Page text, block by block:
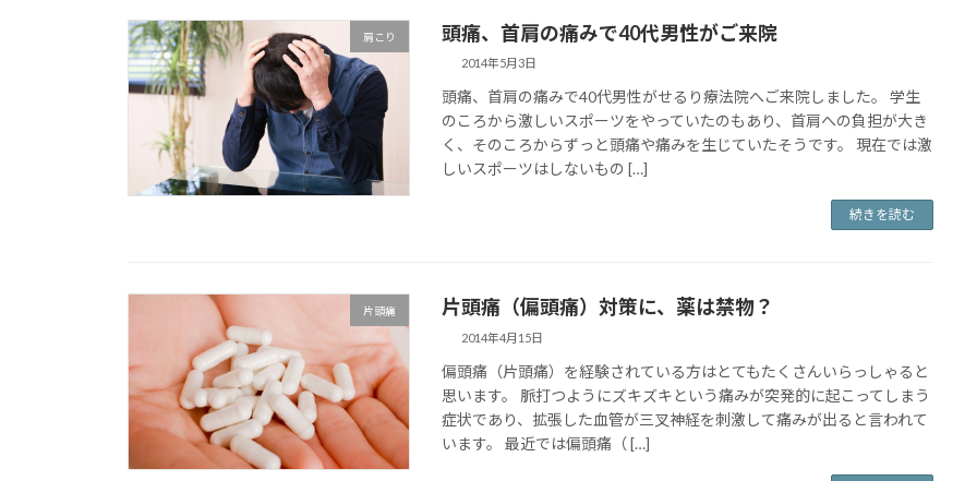
肩こり 頭痛、首肩の痛みで40代男性がご来院
2014年5月3日
頭痛、首肩の痛みで40代男性がせるり療法院へご来院しました。 学生
のころから激しいスポーツをやっていたのもあり、首肩への負担が大き
く、そのころからずっと頭痛や痛みを生じていたそうです。 現在では激
しいスポーツはしないもの […]
続きを読む
片頭痛 片頭痛（偏頭痛）対策に、薬は禁物？
2014年4月15日
偏頭痛（片頭痛）を経験されている方はとてもたくさんいらっしゃると
思います。 脈打つようにズキズキという痛みが突発的に起こってしまう
症状であり、拡張した血管が三叉神経を刺激して痛みが出ると言われて
います。 最近では偏頭痛（ […]